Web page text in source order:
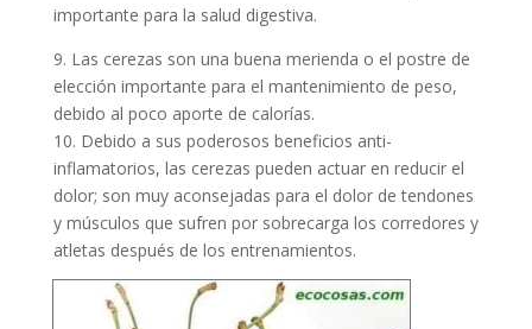
importante para la salud digestiva.
9. Las cerezas son una buena merienda o el postre de
elección importante para el mantenimiento de peso,
debido al poco aporte de calorías.
10. Debido a sus poderosos beneficios anti-
inflamatorios, las cerezas pueden actuar en reducir el
dolor; son muy aconsejadas para el dolor de tendones
y músculos que sufren por sobrecarga los corredores y
atletas después de los entrenamientos.